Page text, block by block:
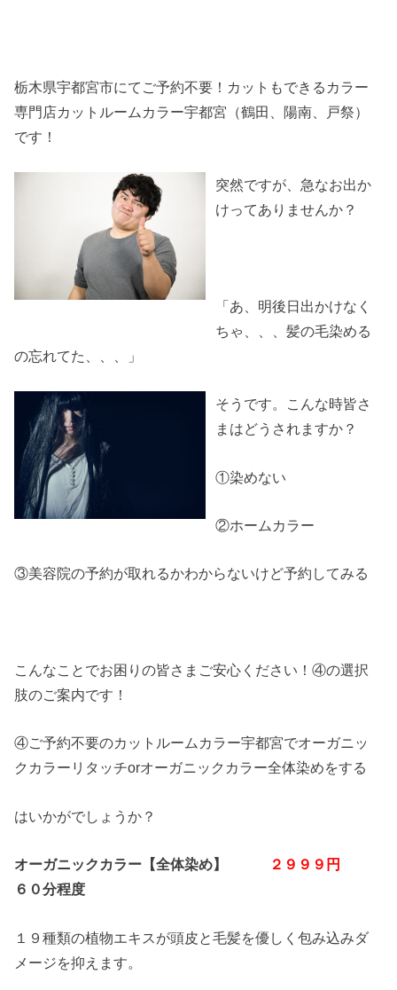
栃木県宇都宮市にてご予約不要！カットもできるカラー
専門店カットルームカラー宇都宮（鶴田、陽南、戸祭）
です！
突然ですが、急なお出か
けってありませんか？
「あ、明後日出かけなく
ちゃ、、、髪の毛染める
の忘れてた、、、」
そうです。こんな時皆さ
まはどうされますか？
①染めない
②ホームカラー
③美容院の予約が取れるかわからないけど予約してみる
こんなことでお困りの皆さまご安心ください！④の選択
肢のご案内です！
④ご予約不要のカットルームカラー宇都宮でオーガニッ
クカラーリタッチorオーガニックカラー全体染めをする
はいかがでしょうか？
オーガニックカラー【全体染め】
２９９９円
６０分程度
１９種類の植物エキスが頭皮と毛髪を優しく包み込みダ
メージを抑えます。